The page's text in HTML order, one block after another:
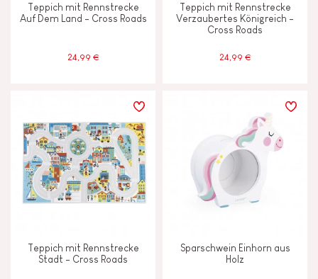
Teppich mit Rennstrecke
Auf Dem Land - Cross Roads
24,99 €
Teppich mit Rennstrecke
Verzaubertes Königreich -
Cross Roads
24,99 €
Teppich mit Rennstrecke
Stadt - Cross Roads
Sparschwein Einhorn aus
Holz